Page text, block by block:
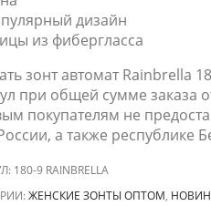
дизайн
из фибергласса
зонт автомат Rainbrella
при общей сумме заказа
покупателям не
а также республике
180-9 RAINBRELLA
ЖЕНСКИЕ ЗОНТЫ ОПТОМ,